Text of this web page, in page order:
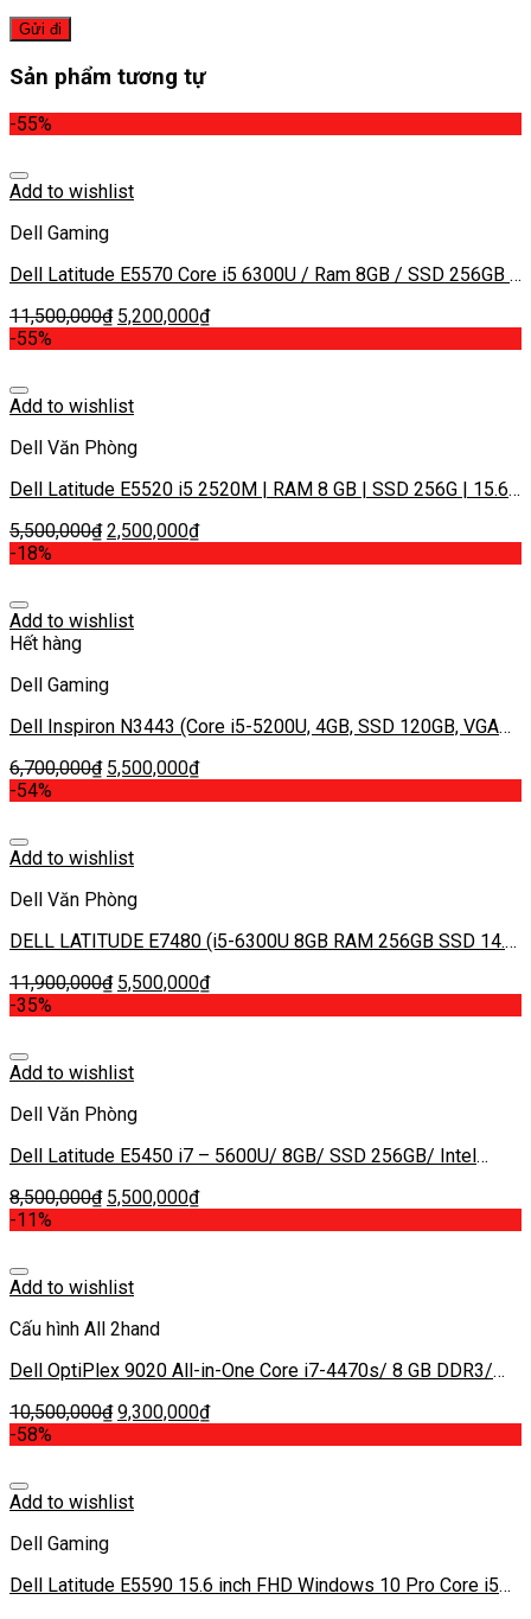
Sản phẩm tương tự
-55%
Add to wishlist
Dell Gaming
Dell Latitude E5570 Core i5 6300U / Ram 8GB / SSD 256GB /
11,500,000₫ 5,200,000₫
-55%
Add to wishlist
Dell Văn Phòng
Dell Latitude E5520 i5 2520M | RAM 8 GB | SSD 256G | 15.6”
5,500,000₫ 2,500,000₫
-18%
Add to wishlist
Hết hàng
Dell Gaming
Dell Inspiron N3443 (Core i5-5200U, 4GB, SSD 120GB, VGA
6,700,000₫ 5,500,000₫
-54%
Add to wishlist
Dell Văn Phòng
DELL LATITUDE E7480 (i5-6300U 8GB RAM 256GB SSD 14.1
11,900,000₫ 5,500,000₫
-35%
Add to wishlist
Dell Văn Phòng
Dell Latitude E5450 i7 – 5600U/ 8GB/ SSD 256GB/ Intel
8,500,000₫ 5,500,000₫
-11%
Add to wishlist
Cấu hình All 2hand
Dell OptiPlex 9020 All-in-One Core i7-4470s/ 8 GB DDR3/
10,500,000₫ 9,300,000₫
-58%
Add to wishlist
Dell Gaming
Dell Latitude E5590 15.6 inch FHD Windows 10 Pro Core i5